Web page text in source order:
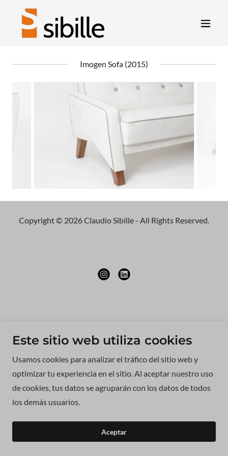
Imogen Sofa (2015)
Copyright © 2026 Claudio Sibille - All Rights Reserved.
Este sitio web utiliza cookies
Usamos cookies para analizar el tráfico del sitio web y
optimizar tu experiencia en el sitio. Al aceptar nuestro uso
de cookies, tus datos se agruparán con los datos de todos
los demás usuarios.
Aceptar